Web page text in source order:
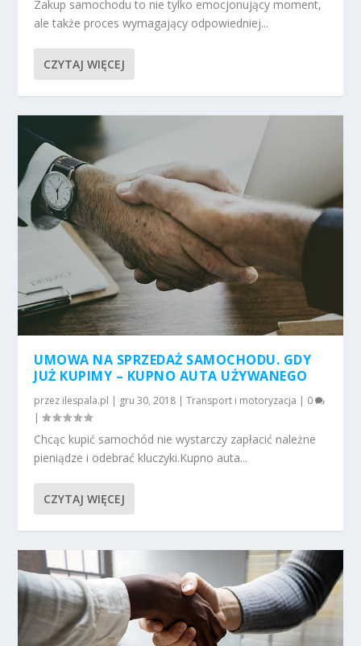
Zakup samochodu to nie tylko emocjonujący moment,
ale także proces wymagający odpowiedniej...
CZYTAJ WIĘCEJ
UMOWA NA SPRZEDAŻ SAMOCHODU. GDY
JUŻ KUPIMY – KUPNO AUTA UŻYWANEGO
przez ilespala.pl | gru 30, 2018 |Transport i motoryzacja | 0
|
Chcąc kupić samochód nie wystarczy zapłacić należne
pieniądze i odebrać kluczyki.Kupno auta...
CZYTAJ WIĘCEJ